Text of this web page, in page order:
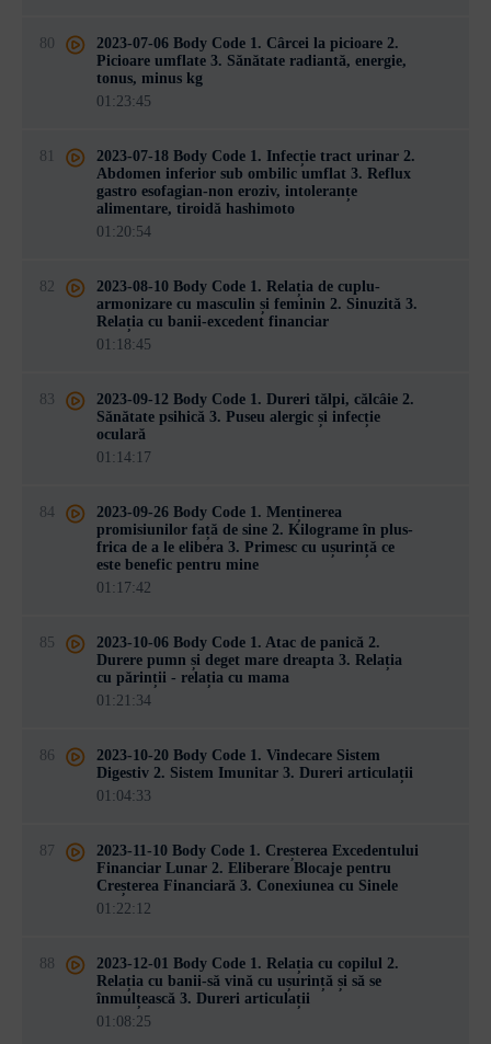
80
2023-07-06 Body Code 1. Cârcei la picioare 2.
Picioare umflate 3. Sănătate radiantă, energie,
tonus, minus kg
01:23:45
81
2023-07-18 Body Code 1. Infecție tract urinar 2.
Abdomen inferior sub ombilic umflat 3. Reflux
gastro esofagian-non eroziv, intoleranțe
alimentare, tiroidă hashimoto
01:20:54
82
2023-08-10 Body Code 1. Relația de cuplu-
armonizare cu masculin și feminin 2. Sinuzită 3.
Relația cu banii-excedent financiar
01:18:45
83
2023-09-12 Body Code 1. Dureri tălpi, călcâie 2.
Sănătate psihică 3. Puseu alergic și infecție
oculară
01:14:17
84
2023-09-26 Body Code 1. Menținerea
promisiunilor față de sine 2. Kilograme în plus-
frica de a le elibera 3. Primesc cu ușurință ce
este benefic pentru mine
01:17:42
85
2023-10-06 Body Code 1. Atac de panică 2.
Durere pumn și deget mare dreapta 3. Relația
cu părinții - relația cu mama
01:21:34
86
2023-10-20 Body Code 1. Vindecare Sistem
Digestiv 2. Sistem Imunitar 3. Dureri articulații
01:04:33
87
2023-11-10 Body Code 1. Creșterea Excedentului
Financiar Lunar 2. Eliberare Blocaje pentru
Creșterea Financiară 3. Conexiunea cu Sinele
01:22:12
88
2023-12-01 Body Code 1. Relația cu copilul 2.
Relația cu banii-să vină cu ușurință și să se
înmulțească 3. Dureri articulații
01:08:25